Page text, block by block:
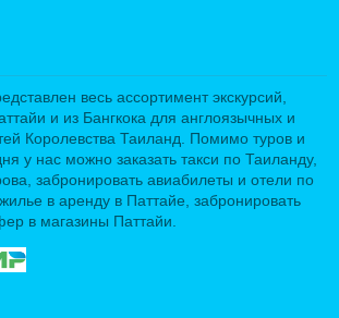
весь ассортимент экскурсий,
и из Бангкока для англоязычных и
Королевства Таиланд. Помимо туров и
у нас можно заказать такси по Таиланду,
забронировать авиабилеты и отели по
в аренду в Паттайе, забронировать
в магазины Паттайи.